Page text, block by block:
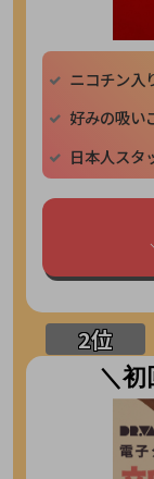
ニコチン入
好みの吸い
日本人スタ
＼初